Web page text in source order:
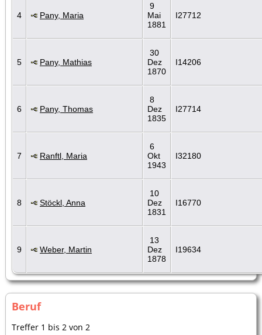
4 Pany, Maria
9
Mai
1881
I27712
5 Pany, Mathias
30
Dez
1870
I14206
6 Pany, Thomas
8
Dez
1835
I27714
7 Ranftl, Maria
6
Okt
1943
I32180
8 Stöckl, Anna
10
Dez
1831
I16770
9 Weber, Martin
13
Dez
1878
I19634
Beruf
Treffer 1 bis 2 von 2